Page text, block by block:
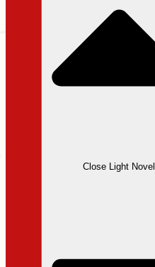
Close Light Novel